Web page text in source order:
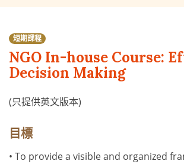
短期課程
NGO In-house Course:
Decision Making
(只提供英文版本)
目標
• To provide a visible and organized